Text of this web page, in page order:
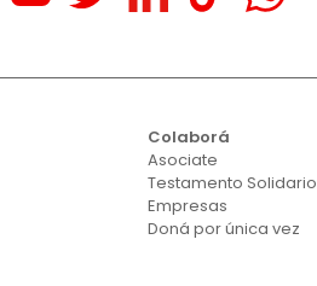
Colaborá
Asociate
Testamento Solidario
Empresas
Doná por única vez